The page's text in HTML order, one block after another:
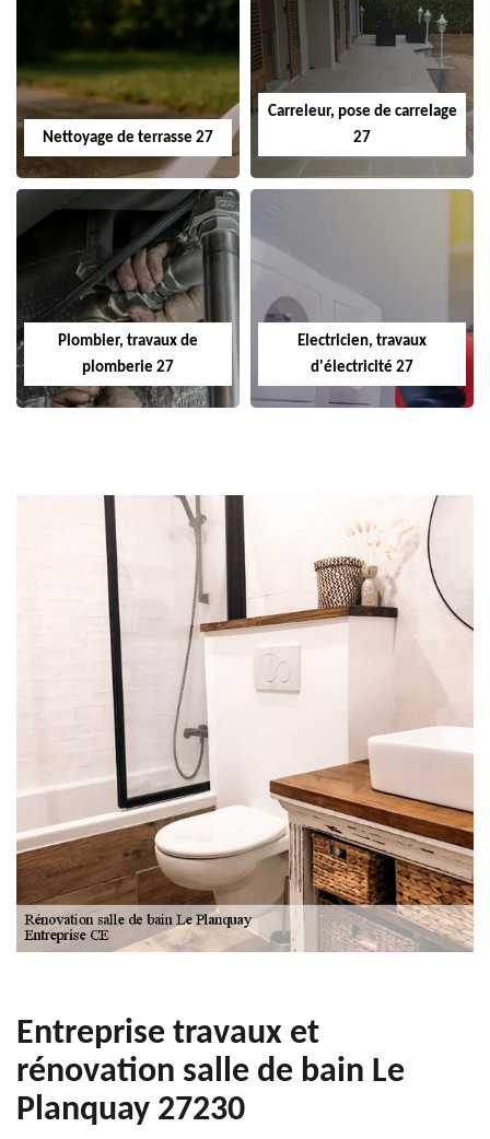
Nettoyage de terrasse 27
Carreleur, pose de carrelage
27
Plombier, travaux de
plomberie 27
Electricien, travaux
d'électricité 27
Entreprise travaux et
rénovation salle de bain Le
Planquay 27230